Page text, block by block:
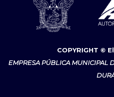
COPYRIGHT ©
EMPRESA PÚBLICA MUNICIPAL